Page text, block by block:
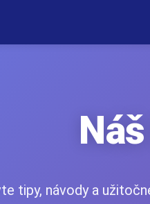
tipy, návody a